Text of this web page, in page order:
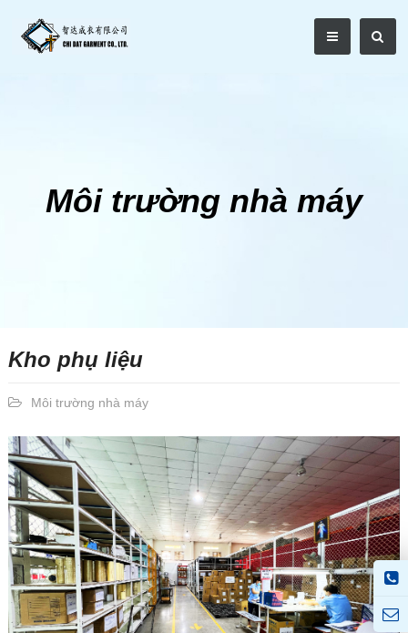
Môi trường nhà máy
Kho phụ liệu
Môi trường nhà máy